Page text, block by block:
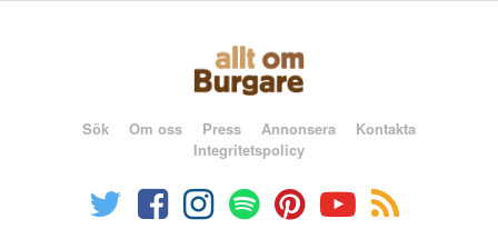
Sök Om oss Press Annonsera
Kontakta
Integritetspolicy